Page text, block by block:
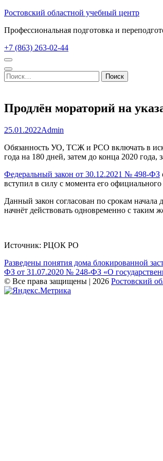
Перейти
содержимому
Enter)
Ростовский областной учебный центр
Профессиональная подготовка и
+7 (863) 263-02-44
Найти:
Продлён мораторий на
25.01.2022Admin
Обязанность УО, ТСЖ и РСО включать в
года на 180 дней, затем до конца 2020 года,
Федеральный закон от 30.12.2021 № 498-ФЗ
вступил в силу с момента его
Данный закон согласован по срокам начала
начнёт действовать одновременно с таким
Источник: РЦОК РО
Навигация
по
записям
Разведены понятия дома блокированной
ФЗ от 31.07.2020 № 248-ФЗ «О
© Все права защищены | 2026 Ростовский